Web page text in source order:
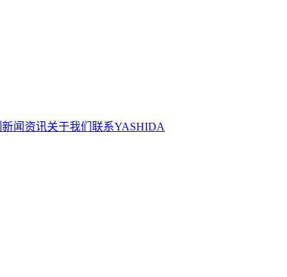
新闻资讯关于我们 联系YASHIDA